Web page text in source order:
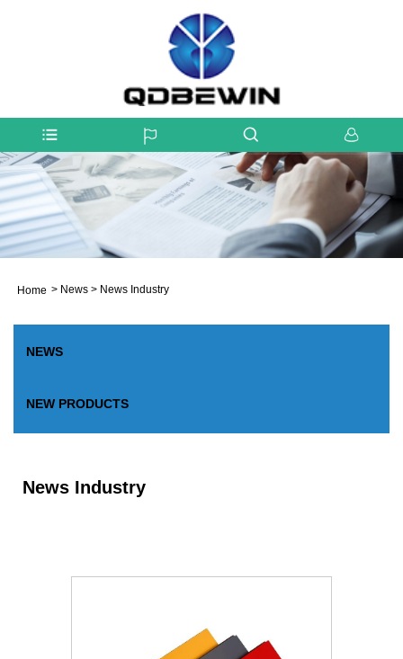
Home > News > News Industry
NEWS
NEW PRODUCTS
News Industry